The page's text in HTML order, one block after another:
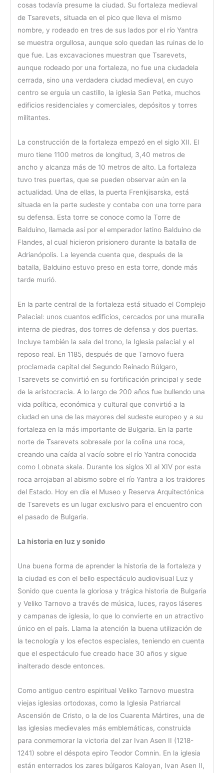
cosas todavía presume la ciudad. Su fortaleza medieval
de Tsarevets, situada en el pico que lleva el mismo
nombre, y rodeado en tres de sus lados por el río Yantra
se muestra orgullosa, aunque solo quedan las ruinas de lo
que fue. Las excavaciones muestran que Tsarevets,
aunque rodeado por una fortaleza, no fue una ciudadela
cerrada, sino una verdadera ciudad medieval, en cuyo
centro se erguía un castillo, la iglesia San Petka, muchos
edificios residenciales y comerciales, depósitos y torres
militantes.
La construcción de la fortaleza empezó en el siglo XII. El
muro tiene 1100 metros de longitud, 3,40 metros de
ancho y alcanza más de 10 metros de alto. La fortaleza
tuvo tres puertas, que se pueden observar aún en la
actualidad. Una de ellas, la puerta Frenkjisarska, está
situada en la parte sudeste y contaba con una torre para
su defensa. Esta torre se conoce como la Torre de
Balduino, llamada así por el emperador latino Balduino de
Flandes, al cual hicieron prisionero durante la batalla de
Adrianópolis. La leyenda cuenta que, después de la
batalla, Balduino estuvo preso en esta torre, donde más
tarde murió.
En la parte central de la fortaleza está situado el Complejo
Palacial: unos cuantos edificios, cercados por una muralla
interna de piedras, dos torres de defensa y dos puertas.
Incluye también la sala del trono, la Iglesia palacial y el
reposo real. En 1185, después de que Tarnovo fuera
proclamada capital del Segundo Reinado Búlgaro,
Tsarevets se convirtió en su fortificación principal y sede
de la aristocracia. A lo largo de 200 años fue bullendo una
vida política, económica y cultural que convirtió a la
ciudad en una de las mayores del sudeste europeo y a su
fortaleza en la más importante de Bulgaria. En la parte
norte de Tsarevets sobresale por la colina una roca,
creando una caída al vacío sobre el río Yantra conocida
como Lobnata skala. Durante los siglos XI al XIV por esta
roca arrojaban al abismo sobre el río Yantra a los traidores
del Estado. Hoy en día el Museo y Reserva Arquitectónica
de Tsarevets es un lugar exclusivo para el encuentro con
el pasado de Bulgaria.
La historia en luz y sonido
Una buena forma de aprender la historia de la fortaleza y
la ciudad es con el bello espectáculo audiovisual Luz y
Sonido que cuenta la gloriosa y trágica historia de Bulgaria
y Veliko Tarnovo a través de música, luces, rayos láseres
y campanas de iglesia, lo que lo convierte en un atractivo
único en el país. Llama la atención la buena utilización de
la tecnología y los efectos especiales, teniendo en cuenta
que el espectáculo fue creado hace 30 años y sigue
inalterado desde entonces.
Como antiguo centro espiritual Veliko Tarnovo muestra
viejas iglesias ortodoxas, como la Iglesia Patriarcal
Ascensión de Cristo, o la de los Cuarenta Mártires, una de
las iglesias medievales más emblemáticas, construida
para conmemorar la victoria del zar Ivan Asen II (1218-
1241) sobre el déspota epiro Teodor Comnin. En la iglesia
están enterrados los zares búlgaros Kaloyan, Ivan Asen II,